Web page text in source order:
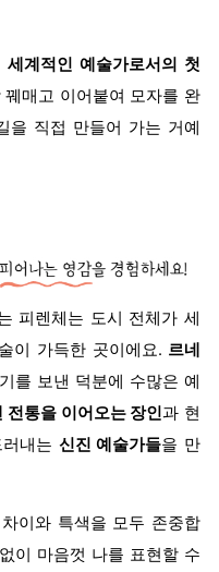
세계적인 예술가로서의 첫
매고 이어붙여 모자를 완
을 직접 만들어 가는 거예
피렌체는 도시 전체가 세
이 가득한 곳이에요. 르네
를 보낸 덕분에 수많은 예
전통을 이어오는 장인과 현
내는 신진 예술가들을 만
이와 특색을 모두 존중합
이 마음껏 나를 표현할 수